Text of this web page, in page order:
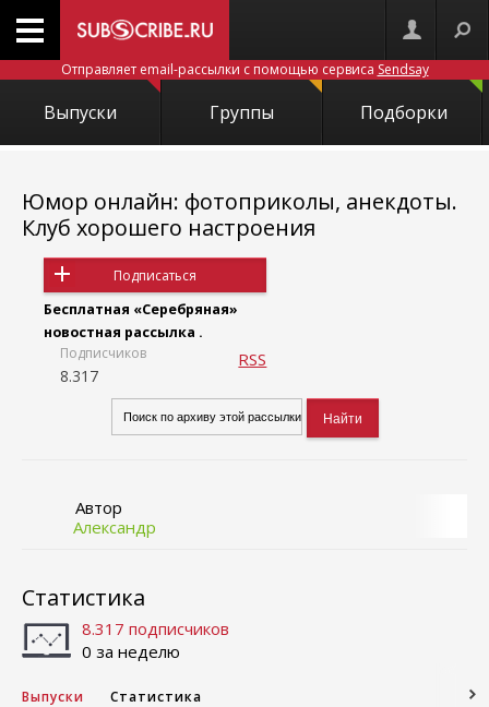
Отправляет email-рассылки с помощью сервиса Sendsay
Выпуски Группы Подборки
Юмор онлайн: фотоприколы, анекдоты.
Клуб хорошего настроения
Подписаться
Бесплатная «Серебряная»
новостная рассылка .
Подписчиков
8.317
RSS
Автор
Александр
Статистика
8.317 подписчиков
0 за неделю
Выпуски Статистика